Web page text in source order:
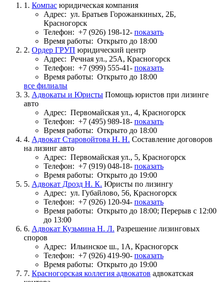
1. Компас юридическая компания
Адрес: ул. Братьев Горожанкиных, 2Б,
Красногорск
Телефон: +7 (926) 198-12- показать
Время работы: Открыто до 18:00
2. Ордер ГРУП юридический центр
Адрес: Речная ул., 25А, Красногорск
Телефон: +7 (999) 555-41- показать
Время работы: Открыто до 18:00
все филиалы
3. Адвокаты и Юристы Помощь юристов при лизинге
авто
Адрес: Первомайская ул., 4, Красногорск
Телефон: +7 (495) 989-18- показать
Время работы: Открыто до 18:00
4. Адвокат Старовойтова Н. Н. Составление договоров
на лизинг авто
Адрес: Первомайская ул., 5, Красногорск
Телефон: +7 (919) 048-18- показать
Время работы: Открыто до 19:00
5. Адвокат Дрозд Н. К. Юристы по лизингу
Адрес: ул. Губайлово, 56, Красногорск
Телефон: +7 (926) 120-94- показать
Время работы: Открыто до 18:00; Перерыв с 12:00
до 13:00
6. Адвокат Кузьмина Н. Л. Разрешение лизинговых
споров
Адрес: Ильинское ш., 1А, Красногорск
Телефон: +7 (926) 419-90- показать
Время работы: Открыто до 19:00
7. Красногорская коллегия адвокатов адвокатская